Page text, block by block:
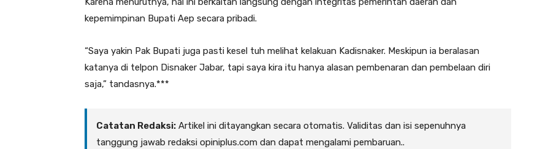
kepemimpinan Bupati Aep secara pribadi.
“Saya yakin Pak Bupati juga pasti kesel tuh melihat kelakuan Kadisnaker. Meskipun ia beralasan
katanya di telpon Disnaker Jabar, tapi saya kira itu hanya alasan pembenaran dan pembelaan diri
saja,” tandasnya.***
Catatan Redaksi: Artikel ini ditayangkan secara otomatis. Validitas dan isi sepenuhnya
tanggung jawab redaksi opiniplus.com dan dapat mengalami pembaruan..